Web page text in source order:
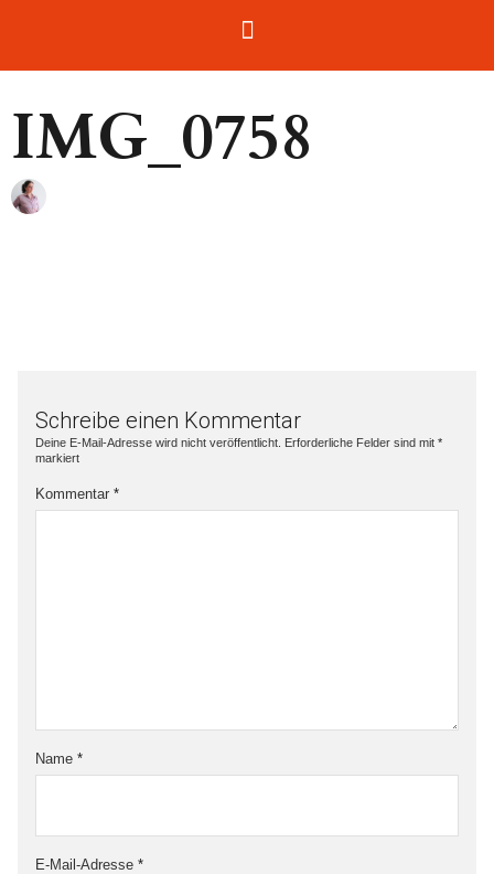
IMG_0758
Schreibe einen Kommentar
Deine E-Mail-Adresse wird nicht veröffentlicht. Erforderliche Felder sind mit *
markiert
Kommentar *
Name *
E-Mail-Adresse *